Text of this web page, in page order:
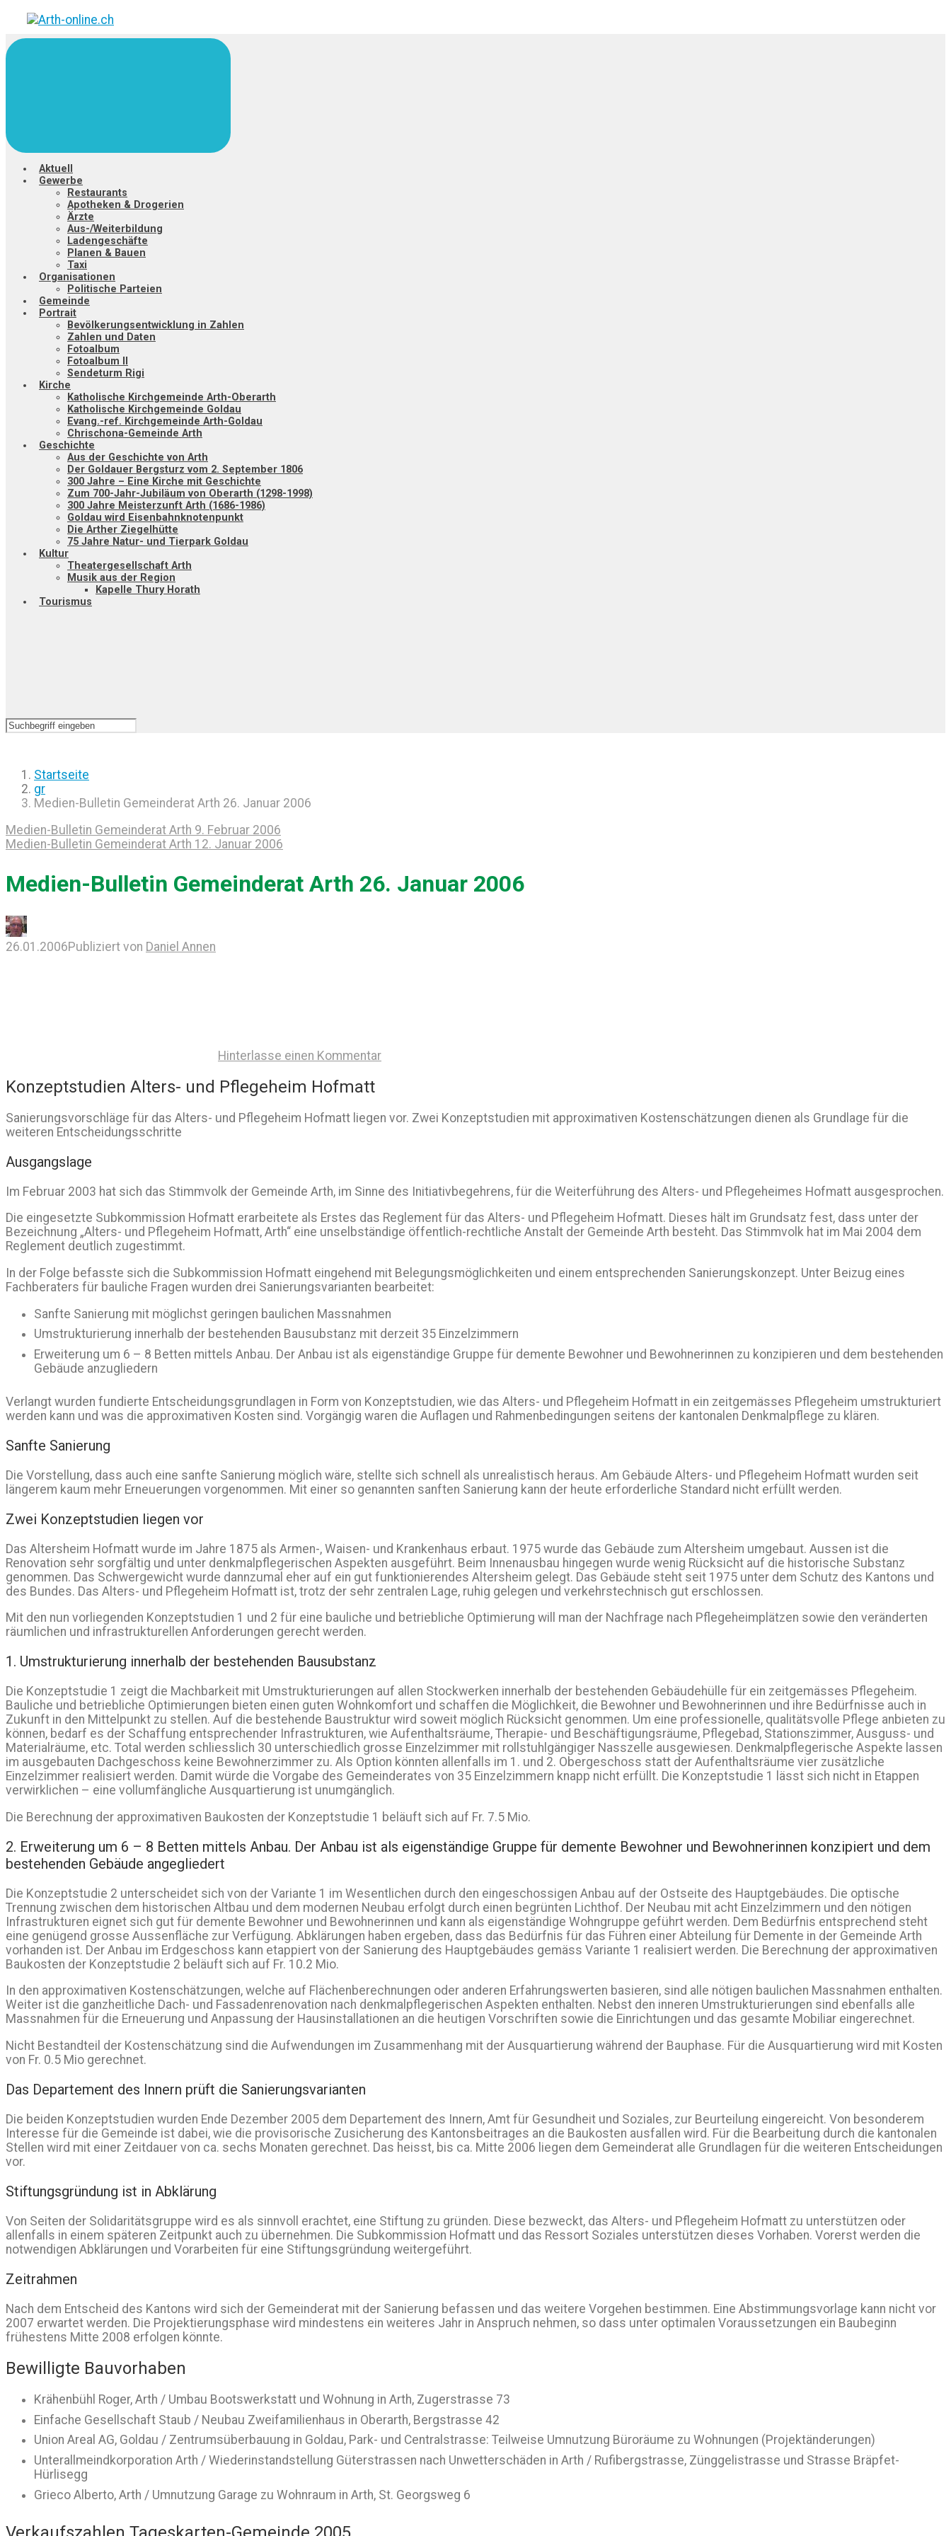
Zum
Hauptinhalt
springen
Aktuell
Gewerbe
Restaurants
Apotheken & Drogerien
Ärzte
Aus-/Weiterbildung
Ladengeschäfte
Planen & Bauen
Taxi
Organisationen
Politische Parteien
Gemeinde
Portrait
Bevölkerungsentwicklung in Zahlen
Zahlen und Daten
Fotoalbum
Fotoalbum II
Sendeturm Rigi
Kirche
Katholische Kirchgemeinde Arth-Oberarth
Katholische Kirchgemeinde Goldau
Evang.-ref. Kirchgemeinde Arth-Goldau
Chrischona-Gemeinde Arth
Geschichte
Aus der Geschichte von Arth
Der Goldauer Bergsturz vom 2. September 1806
300 Jahre – Eine Kirche mit Geschichte
Zum 700-Jahr-Jubiläum von Oberarth (1298-1998)
300 Jahre Meisterzunft Arth (1686-1986)
Goldau wird Eisenbahnknotenpunkt
Die Arther Ziegelhütte
75 Jahre Natur- und Tierpark Goldau
Kultur
Theatergesellschaft Arth
Musik aus der Region
Kapelle Thury Horath
Tourismus
Startseite
gr
Medien-Bulletin Gemeinderat Arth 26. Januar 2006
Medien-Bulletin Gemeinderat Arth 9. Februar 2006
Medien-Bulletin Gemeinderat Arth 12. Januar 2006
Medien-Bulletin Gemeinderat Arth 26. Januar 2006
26.01.2006Publiziert von Daniel Annen
Hinterlasse einen Kommentar
Konzeptstudien Alters- und Pflegeheim Hofmatt
Sanierungsvorschläge für das Alters- und Pflegeheim Hofmatt liegen vor. Zwei Konzeptstudien mit approximativen Kostenschätzungen dienen als Grundlage für die
weiteren Entscheidungsschritte
Ausgangslage
Im Februar 2003 hat sich das Stimmvolk der Gemeinde Arth, im Sinne des Initiativbegehrens, für die Weiterführung des Alters- und Pflegeheimes Hofmatt ausgesprochen.
Die eingesetzte Subkommission Hofmatt erarbeitete als Erstes das Reglement für das Alters- und Pflegeheim Hofmatt. Dieses hält im Grundsatz fest, dass unter der
Bezeichnung „Alters- und Pflegeheim Hofmatt, Arth“ eine unselbständige öffentlich-rechtliche Anstalt der Gemeinde Arth besteht. Das Stimmvolk hat im Mai 2004 dem
Reglement deutlich zugestimmt.
In der Folge befasste sich die Subkommission Hofmatt eingehend mit Belegungsmöglichkeiten und einem entsprechenden Sanierungskonzept. Unter Beizug eines
Fachberaters für bauliche Fragen wurden drei Sanierungsvarianten bearbeitet:
Sanfte Sanierung mit möglichst geringen baulichen Massnahmen
Umstrukturierung innerhalb der bestehenden Bausubstanz mit derzeit 35 Einzelzimmern
Erweiterung um 6 – 8 Betten mittels Anbau. Der Anbau ist als eigenständige Gruppe für demente Bewohner und Bewohnerinnen zu konzipieren und dem bestehenden
Gebäude anzugliedern
Verlangt wurden fundierte Entscheidungsgrundlagen in Form von Konzeptstudien, wie das Alters- und Pflegeheim Hofmatt in ein zeitgemässes Pflegeheim umstrukturiert
werden kann und was die approximativen Kosten sind. Vorgängig waren die Auflagen und Rahmenbedingungen seitens der kantonalen Denkmalpflege zu klären.
Sanfte Sanierung
Die Vorstellung, dass auch eine sanfte Sanierung möglich wäre, stellte sich schnell als unrealistisch heraus. Am Gebäude Alters- und Pflegeheim Hofmatt wurden seit
längerem kaum mehr Erneuerungen vorgenommen. Mit einer so genannten sanften Sanierung kann der heute erforderliche Standard nicht erfüllt werden.
Zwei Konzeptstudien liegen vor
Das Altersheim Hofmatt wurde im Jahre 1875 als Armen-, Waisen- und Krankenhaus erbaut. 1975 wurde das Gebäude zum Altersheim umgebaut. Aussen ist die
Renovation sehr sorgfältig und unter denkmalpflegerischen Aspekten ausgeführt. Beim Innenausbau hingegen wurde wenig Rücksicht auf die historische Substanz
genommen. Das Schwergewicht wurde dannzumal eher auf ein gut funktionierendes Altersheim gelegt. Das Gebäude steht seit 1975 unter dem Schutz des Kantons und
des Bundes. Das Alters- und Pflegeheim Hofmatt ist, trotz der sehr zentralen Lage, ruhig gelegen und verkehrstechnisch gut erschlossen.
Mit den nun vorliegenden Konzeptstudien 1 und 2 für eine bauliche und betriebliche Optimierung will man der Nachfrage nach Pflegeheimplätzen sowie den veränderten
räumlichen und infrastrukturellen Anforderungen gerecht werden.
1. Umstrukturierung innerhalb der bestehenden Bausubstanz
Die Konzeptstudie 1 zeigt die Machbarkeit mit Umstrukturierungen auf allen Stockwerken innerhalb der bestehenden Gebäudehülle für ein zeitgemässes Pflegeheim.
Bauliche und betriebliche Optimierungen bieten einen guten Wohnkomfort und schaffen die Möglichkeit, die Bewohner und Bewohnerinnen und ihre Bedürfnisse auch in
Zukunft in den Mittelpunkt zu stellen. Auf die bestehende Baustruktur wird soweit möglich Rücksicht genommen. Um eine professionelle, qualitätsvolle Pflege anbieten zu
können, bedarf es der Schaffung entsprechender Infrastrukturen, wie Aufenthaltsräume, Therapie- und Beschäftigungsräume, Pflegebad, Stationszimmer, Ausguss- und
Materialräume, etc. Total werden schliesslich 30 unterschiedlich grosse Einzelzimmer mit rollstuhlgängiger Nasszelle ausgewiesen. Denkmalpflegerische Aspekte lassen
im ausgebauten Dachgeschoss keine Bewohnerzimmer zu. Als Option könnten allenfalls im 1. und 2. Obergeschoss statt der Aufenthaltsräume vier zusätzliche
Einzelzimmer realisiert werden. Damit würde die Vorgabe des Gemeinderates von 35 Einzelzimmern knapp nicht erfüllt. Die Konzeptstudie 1 lässt sich nicht in Etappen
verwirklichen – eine vollumfängliche Ausquartierung ist unumgänglich.
Die Berechnung der approximativen Baukosten der Konzeptstudie 1 beläuft sich auf Fr. 7.5 Mio.
2. Erweiterung um 6 – 8 Betten mittels Anbau. Der Anbau ist als eigenständige Gruppe für demente Bewohner und Bewohnerinnen konzipiert und dem
bestehenden Gebäude angegliedert
Die Konzeptstudie 2 unterscheidet sich von der Variante 1 im Wesentlichen durch den eingeschossigen Anbau auf der Ostseite des Hauptgebäudes. Die optische
Trennung zwischen dem historischen Altbau und dem modernen Neubau erfolgt durch einen begrünten Lichthof. Der Neubau mit acht Einzelzimmern und den nötigen
Infrastrukturen eignet sich gut für demente Bewohner und Bewohnerinnen und kann als eigenständige Wohngruppe geführt werden. Dem Bedürfnis entsprechend steht
eine genügend grosse Aussenfläche zur Verfügung. Abklärungen haben ergeben, dass das Bedürfnis für das Führen einer Abteilung für Demente in der Gemeinde Arth
vorhanden ist. Der Anbau im Erdgeschoss kann etappiert von der Sanierung des Hauptgebäudes gemäss Variante 1 realisiert werden. Die Berechnung der approximativen
Baukosten der Konzeptstudie 2 beläuft sich auf Fr. 10.2 Mio.
In den approximativen Kostenschätzungen, welche auf Flächenberechnungen oder anderen Erfahrungswerten basieren, sind alle nötigen baulichen Massnahmen enthalten.
Weiter ist die ganzheitliche Dach- und Fassadenrenovation nach denkmalpflegerischen Aspekten enthalten. Nebst den inneren Umstrukturierungen sind ebenfalls alle
Massnahmen für die Erneuerung und Anpassung der Hausinstallationen an die heutigen Vorschriften sowie die Einrichtungen und das gesamte Mobiliar eingerechnet.
Nicht Bestandteil der Kostenschätzung sind die Aufwendungen im Zusammenhang mit der Ausquartierung während der Bauphase. Für die Ausquartierung wird mit Kosten
von Fr. 0.5 Mio gerechnet.
Das Departement des Innern prüft die Sanierungsvarianten
Die beiden Konzeptstudien wurden Ende Dezember 2005 dem Departement des Innern, Amt für Gesundheit und Soziales, zur Beurteilung eingereicht. Von besonderem
Interesse für die Gemeinde ist dabei, wie die provisorische Zusicherung des Kantonsbeitrages an die Baukosten ausfallen wird. Für die Bearbeitung durch die kantonalen
Stellen wird mit einer Zeitdauer von ca. sechs Monaten gerechnet. Das heisst, bis ca. Mitte 2006 liegen dem Gemeinderat alle Grundlagen für die weiteren Entscheidungen
vor.
Stiftungsgründung ist in Abklärung
Von Seiten der Solidaritätsgruppe wird es als sinnvoll erachtet, eine Stiftung zu gründen. Diese bezweckt, das Alters- und Pflegeheim Hofmatt zu unterstützen oder
allenfalls in einem späteren Zeitpunkt auch zu übernehmen. Die Subkommission Hofmatt und das Ressort Soziales unterstützen dieses Vorhaben. Vorerst werden die
notwendigen Abklärungen und Vorarbeiten für eine Stiftungsgründung weitergeführt.
Zeitrahmen
Nach dem Entscheid des Kantons wird sich der Gemeinderat mit der Sanierung befassen und das weitere Vorgehen bestimmen. Eine Abstimmungsvorlage kann nicht vor
2007 erwartet werden. Die Projektierungsphase wird mindestens ein weiteres Jahr in Anspruch nehmen, so dass unter optimalen Voraussetzungen ein Baubeginn
frühestens Mitte 2008 erfolgen könnte.
Bewilligte Bauvorhaben
Krähenbühl Roger, Arth / Umbau Bootswerkstatt und Wohnung in Arth, Zugerstrasse 73
Einfache Gesellschaft Staub / Neubau Zweifamilienhaus in Oberarth, Bergstrasse 42
Union Areal AG, Goldau / Zentrumsüberbauung in Goldau, Park- und Centralstrasse: Teilweise Umnutzung Büroräume zu Wohnungen (Projektänderungen)
Unterallmeindkorporation Arth / Wiederinstandstellung Güterstrassen nach Unwetterschäden in Arth / Rufibergstrasse, Zünggelistrasse und Strasse Bräpfet-
Hürlisegg
Grieco Alberto, Arth / Umnutzung Garage zu Wohnraum in Arth, St. Georgsweg 6